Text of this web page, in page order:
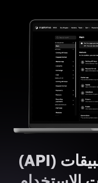
واجهة برمجة تطبيقات (API)